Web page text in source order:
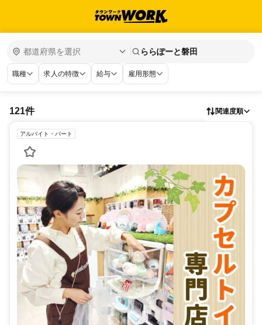
ららぽーと磐田
職種 求人の特徴 給与 雇用形態
121件 関連度順
アルバイト・パート